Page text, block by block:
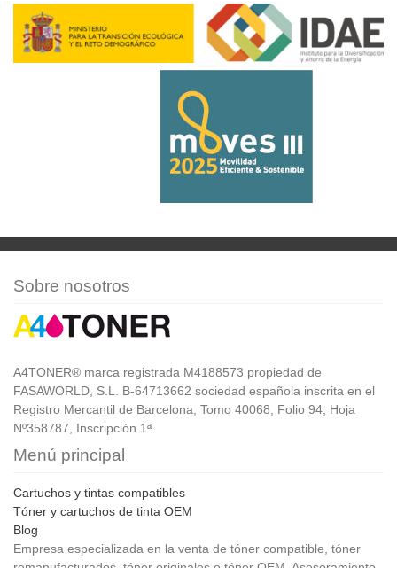
Sobre nosotros
A4TONER® marca registrada M4188573 propiedad de
FASAWORLD, S.L. B-64713662 sociedad española inscrita en el
Registro Mercantil de Barcelona, Tomo 40068, Folio 94, Hoja
Nº358787, Inscripción 1ª
Menú principal
Cartuchos y tintas compatibles
Tóner y cartuchos de tinta OEM
Blog
Empresa especializada en la venta de tóner compatible, tóner